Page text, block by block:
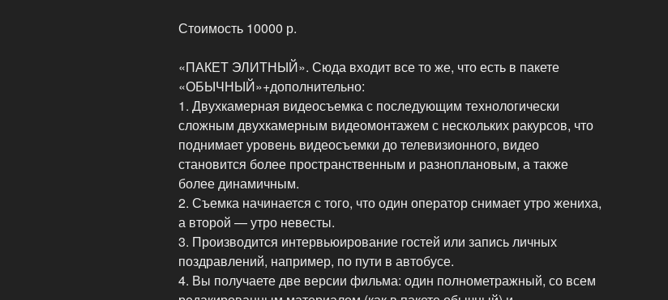
Стоимость 10000 р.
«ПАКЕТ ЭЛИТНЫЙ». Сюда входит все то же, что есть в пакете
«ОБЫЧНЫЙ»+дополнительно:
1. Двухкамерная видеосъемка с последующим технологически
сложным двухкамерным видеомонтажем с нескольких ракурсов, что
поднимает уровень видеосъемки до телевизионного, видео
становится более пространственным и разноплановым, а также
более динамичным.
2. Съемка начинается с того, что один оператор снимает утро жениха,
а второй — утро невесты.
3. Производится интервьюирование гостей или запись личных
поздравлений, например, по пути в автобусе.
4. Вы получаете две версии фильма: один полнометражный, со всем